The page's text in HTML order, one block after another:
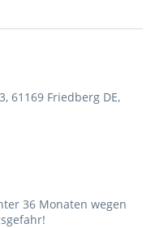
61169 Friedberg DE,
36 Monaten wegen